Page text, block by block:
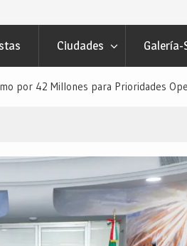
Desde:
Ciudades Galería-
por 42 Millones para Prioridades